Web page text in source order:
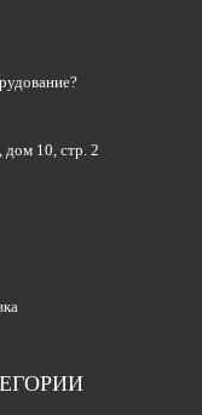
дом 10, стр. 2